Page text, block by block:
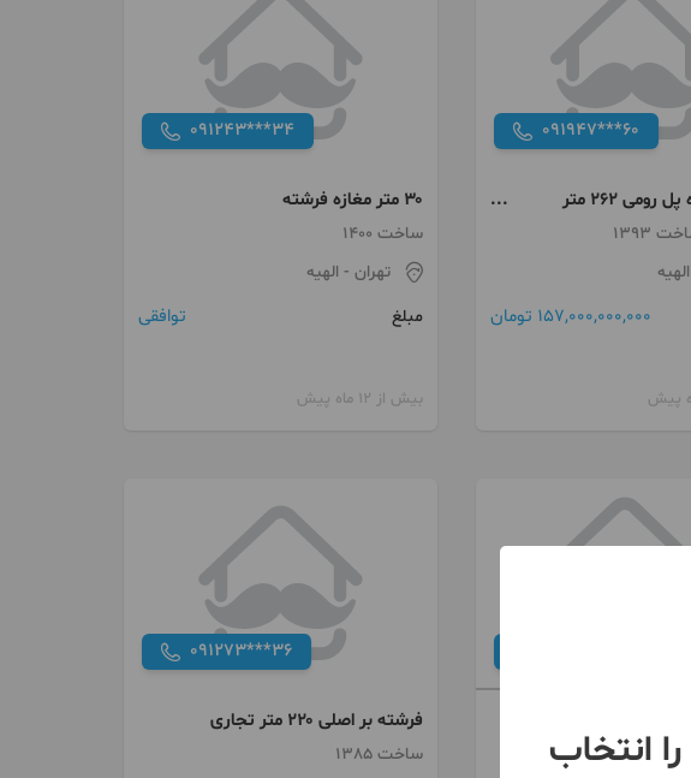
091947***60
فروش مغازه پل رومی 262 متر
157,000,000,000 تومان
091243***34
۳۰ متر مغازه فرشته
ساخت 1400
تهران - الهیه
مبلغ
توافقی
بیش از 12 ماه پیش
091273***36
فرشته بر اصلی ۲۲۰ متر تجاری
ساخت 1385
انتخاب